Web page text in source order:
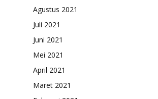
Agustus 2021
Juli 2021
Juni 2021
Mei 2021
April 2021
Maret 2021